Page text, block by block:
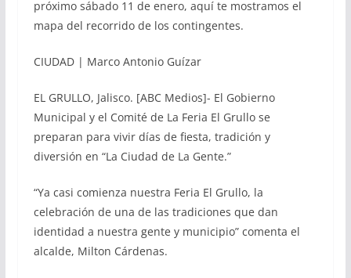
próximo sábado 11 de enero, aquí te mostramos el
mapa del recorrido de los contingentes.
CIUDAD | Marco Antonio Guízar
EL GRULLO, Jalisco. [ABC Medios]- El Gobierno
Municipal y el Comité de La Feria El Grullo se
preparan para vivir días de fiesta, tradición y
diversión en “La Ciudad de La Gente.”
“Ya casi comienza nuestra Feria El Grullo, la
celebración de una de las tradiciones que dan
identidad a nuestra gente y municipio” comenta el
alcalde, Milton Cárdenas.